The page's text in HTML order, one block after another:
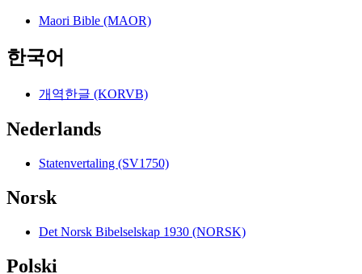
Maori Bible (MAOR)
한국어
개역한글 (KORVB)
Nederlands
Statenvertaling (SV1750)
Norsk
Det Norsk Bibelselskap 1930 (NORSK)
Polski